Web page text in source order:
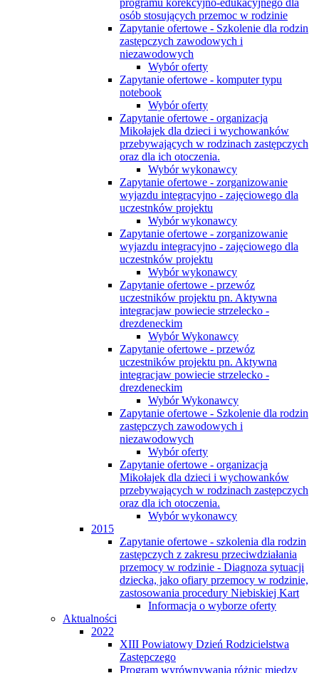
osób stosujących przemoc w rodzinie
Zapytanie ofertowe - Szkolenie dla rodzin
zastępczych zawodowych i
niezawodowych
Wybór oferty
Zapytanie ofertowe - komputer typu
notebook
Wybór oferty
Zapytanie ofertowe - organizacja
Mikołajek dla dzieci i wychowanków
przebywających w rodzinach zastępczych
oraz dla ich otoczenia.
Wybór wykonawcy
Zapytanie ofertowe - zorganizowanie
wyjazdu integracyjno - zajęciowego dla
uczestnków projektu
Wybór wykonawcy
Zapytanie ofertowe - zorganizowanie
wyjazdu integracyjno - zajęciowego dla
uczestnków projektu
Wybór wykonawcy
Zapytanie ofertowe - przewóz
uczestników projektu pn. Aktywna
integracjaw powiecie strzelecko -
drezdeneckim
Wybór Wykonawcy
Zapytanie ofertowe - przewóz
uczestników projektu pn. Aktywna
integracjaw powiecie strzelecko -
drezdeneckim
Wybór Wykonawcy
Zapytanie ofertowe - Szkolenie dla rodzin
zastępczych zawodowych i
niezawodowych
Wybór oferty
Zapytanie ofertowe - organizacja
Mikołajek dla dzieci i wychowanków
przebywających w rodzinach zastępczych
oraz dla ich otoczenia.
Wybór wykonawcy
2015
Zapytanie ofertowe - szkolenia dla rodzin
zastępczych z zakresu przeciwdziałania
przemocy w rodzinie - Diagnoza sytuacji
dziecka, jako ofiary przemocy w rodzinie,
zastosowania procedury Niebiskiej Kart
Informacja o wyborze oferty
Aktualności
2022
XIII Powiatowy Dzień Rodzicielstwa
Zastępczego
Program wyrównywania różnic między